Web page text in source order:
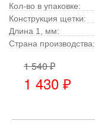
Кол-во в упаковке:
Конструкция щетки:
Длина 1, мм:
Страна производства:
1 540 ₽
1 430 ₽